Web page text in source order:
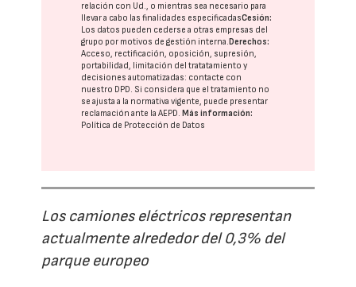
relación con Ud., o mientras sea necesario para
llevar a cabo las finalidades especificadasCesión:
Los datos pueden cederse a otras empresas del
grupo por motivos de gestión interna.Derechos:
Acceso, rectificación, oposición, supresión,
portabilidad, limitación del tratatamiento y
decisiones automatizadas: contacte con
nuestro DPD. Si considera que el tratamiento no
se ajusta a la normativa vigente, puede presentar
reclamación ante laAEPD.Más información:
Política de Protección de Datos
Los camiones eléctricos representan
actualmente alrededor del 0,3% del
parque europeo